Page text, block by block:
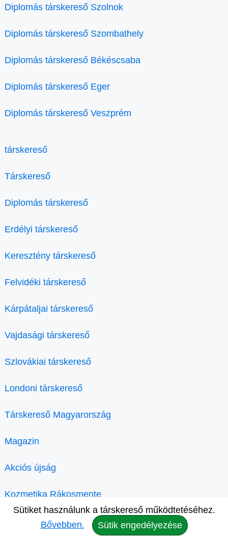
Diplomás társkereső Szolnok
Diplomás társkereső Szombathely
Diplomás társkereső Békéscsaba
Diplomás társkereső Eger
Diplomás társkereső Veszprém
társkereső
Társkereső
Diplomás társkereső
Erdélyi társkereső
Keresztény társkereső
Felvidéki társkereső
Kárpátaljai társkereső
Vajdasági társkereső
Szlovákiai társkereső
Londoni társkereső
Társkereső Magyarország
Magazin
Akciós újság
Kozmetika Rákosmente
Sütiket használunk a társkereső működtetéséhez.
Bővebben.
Sütik engedélyezése